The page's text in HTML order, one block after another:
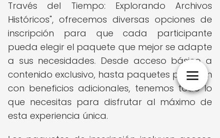
Través del Tiempo: Explorando Archivos
Históricos", ofrecemos diversas opciones de
inscripción para que cada participante
pueda elegir el paquete que mejor se adapte
a sus necesidades. Desde acceso básico a
contenido exclusivo, hasta paquetes premium
con beneficios adicionales, tenemos todo lo
que necesitas para disfrutar al máximo de
esta experiencia única.